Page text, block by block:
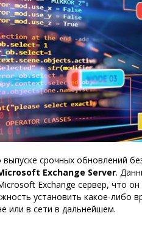
срочных обновлений
Exchange Server.
Exchange сервер, что
установить какое-либо
или в сети в дальнейшем.